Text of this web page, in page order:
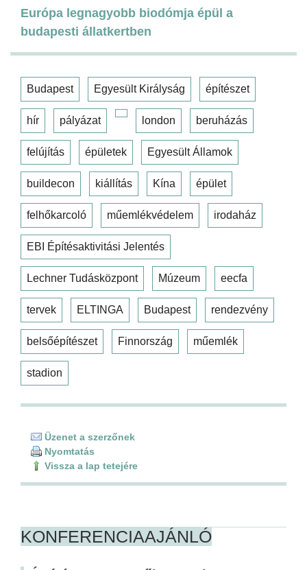
Európa legnagyobb biodómja épül a
budapesti állatkertben
Budapest Egyesült Királyság építészet
hír pályázat london beruházás
felújítás épületek Egyesült Államok
buildecon kiállítás Kína épület
felhőkarcoló műemlékvédelem irodaház
EBI Építésaktivitási Jelentés
Lechner Tudásközpont Múzeum eecfa
tervek ELTINGA Budapest rendezvény
belsőépítészet Finnország műemlék
stadion
Üzenet a szerzőnek
Nyomtatás
Vissza a lap tetejére
KONFERENCIAAJÁNLÓ